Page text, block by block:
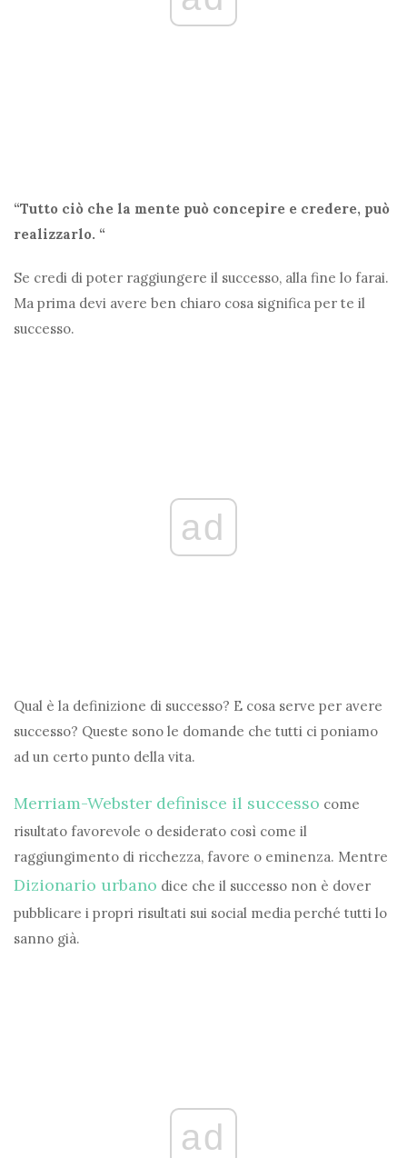
“Tutto ciò che la mente può concepire e credere, può
realizzarlo. “
Se credi di poter raggiungere il successo, alla fine lo farai.
Ma prima devi avere ben chiaro cosa significa per te il
successo.
ad
Qual è la definizione di successo? E cosa serve per avere
successo? Queste sono le domande che tutti ci poniamo
ad un certo punto della vita.
Merriam-Webster definisce il successo come
risultato favorevole o desiderato così come il
raggiungimento di ricchezza, favore o eminenza. Mentre
Dizionario urbano dice che il successo non è dover
pubblicare i propri risultati sui social media perché tutti lo
sanno già.
ad